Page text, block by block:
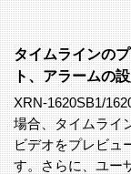
タイムラインの
ト、アラームの
XRN-1620SB1/
場合、タイムライ
ビデオをプレビュ
す。さらに、ユー